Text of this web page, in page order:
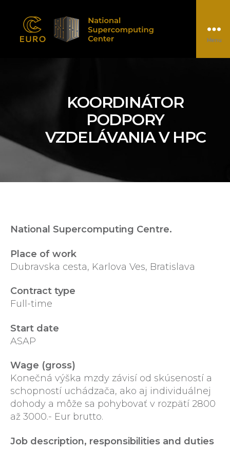
Menu
KOORDINÁTOR
PODPORY
VZDELÁVANIA V HPC
National Supercomputing Centre.
Place of work
Dubravska cesta, Karlova Ves, Bratislava
Contract type
Full-time
Start date
ASAP
Wage (gross)
Konečná výška mzdy závisí od skúseností a
schopností uchádzača, ako aj individuálnej
dohody a môže sa pohybovať v rozpätí 2800
až 3000.- Eur brutto.
Job description, responsibilities and duties